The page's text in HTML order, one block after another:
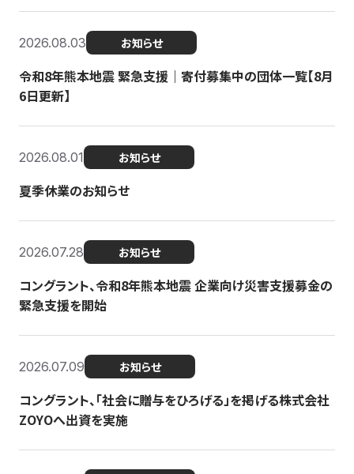
2026.08.03 お知らせ
令和8年熊本地震 緊急支援｜寄付募集中の団体一覧【8月
6日更新】
2026.08.01 お知らせ
夏季休業のお知らせ
2026.07.28 お知らせ
コングラント、令和8年熊本地震 企業向け災害支援募金の
緊急支援を開始
2026.07.09 お知らせ
コングラント、「社会に贈与をひろげる」を掲げる株式会社
ZOYOへ出資を実施